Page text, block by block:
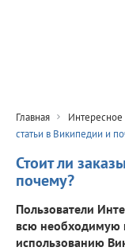
Главная Интересное
статьи в Википедии и
Стоит ли
почему?
Пользователи
всю необходимую
использованию